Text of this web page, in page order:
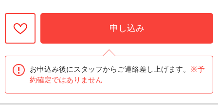
申し込み
お申込み後にスタッフからご連絡差し上げます。
※予
約確定ではありません